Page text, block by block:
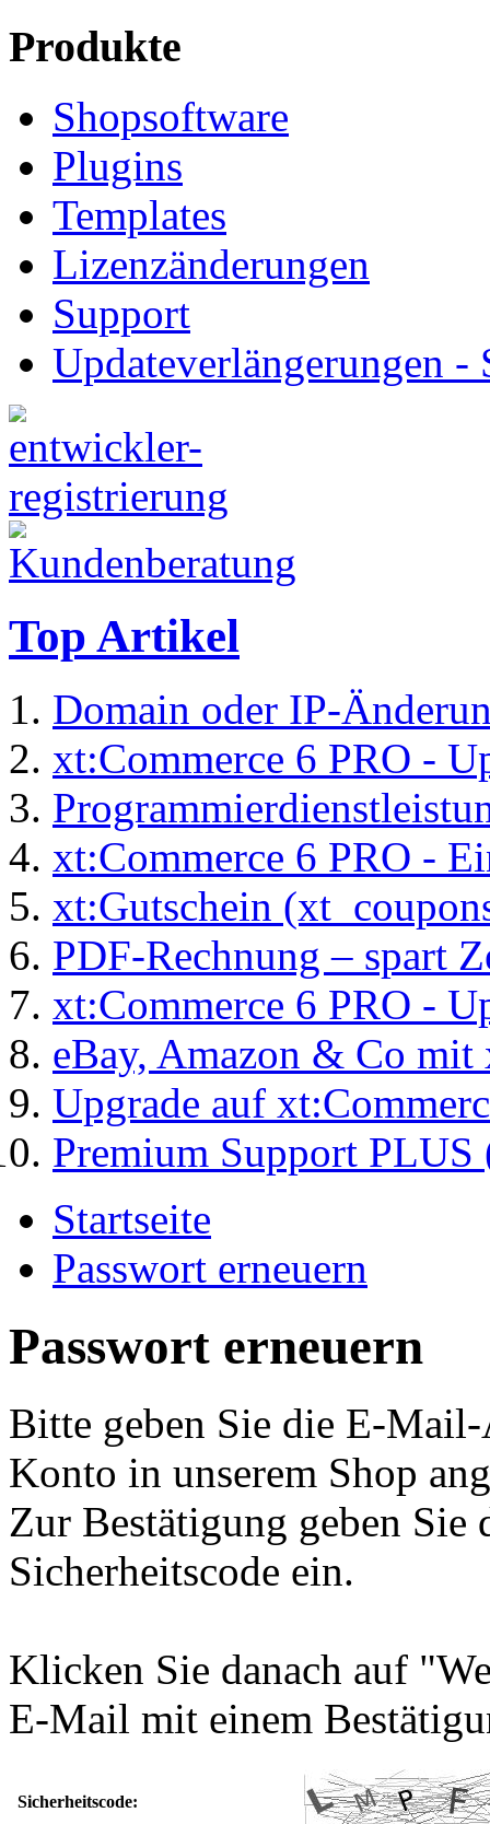
Produkte
Shopsoftware
Plugins
Templates
Lizenzänderungen
Support
Updateverlängerungen -
Top Artikel
Domain oder IP-
xt:Commerce 6 PRO -
xt:Commerce 6 PRO -
xt:Gutschein
PDF-Rechnung – spart
xt:Commerce 6 PRO -
eBay, Amazon & Co
Upgrade auf
Premium Support
Startseite
Passwort erneuern
Passwort erneuern
Bitte geben Sie die E-
Konto in unserem Shop
Zur Bestätigung geben Sie
Sicherheitscode ein.
Klicken Sie danach auf
E-Mail mit einem
Sicherheitscode: